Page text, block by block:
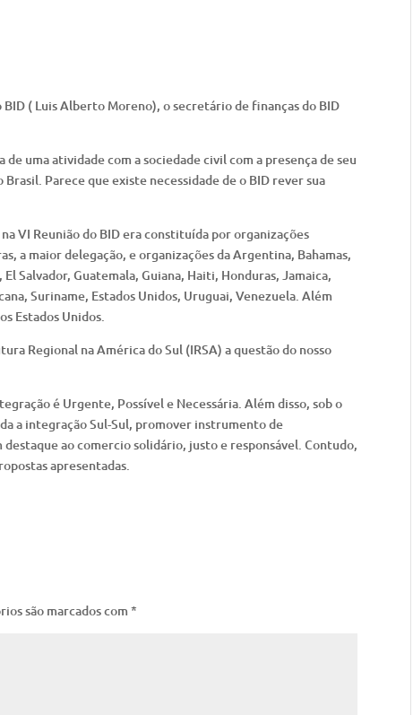
( Luis Alberto Moreno), o secretário de finanças do BID
uma atividade com a sociedade civil com a presença de seu
Parece que existe necessidade de o BID rever sua
VI Reunião do BID era constituída por organizações
a maior delegação, e organizações da Argentina, Bahamas,
Salvador, Guatemala, Guiana, Haiti, Honduras, Jamaica,
Suriname, Estados Unidos, Uruguai, Venezuela. Além
Estados Unidos.
Regional na América do Sul (IRSA) a questão do nosso
é Urgente, Possível e Necessária. Além disso, sob o
a integração Sul-Sul, promover instrumento de
ao comercio solidário, justo e responsável. Contudo,
apresentadas.
são marcados com *